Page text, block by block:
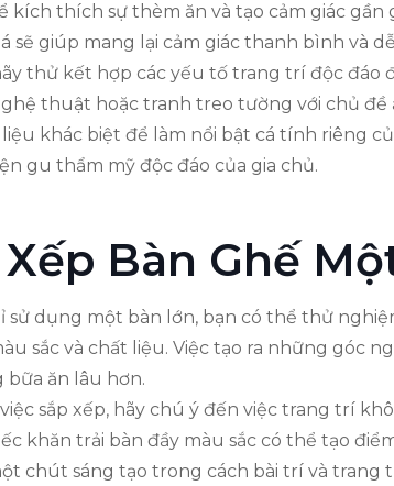
kích thích sự thèm ăn và tạo cảm giác
sẽ giúp mang lại cảm giác thanh bình và
thử kết hợp các yếu tố trang trí độc
thuật hoặc tranh treo tường với chủ đề
liệu khác biệt để làm nổi bật cá tính riêng
gu thẩm mỹ độc đáo của gia chủ.
Bàn Ghế
sử dụng một bàn lớn, bạn có thể thử
sắc và chất liệu. Việc tạo ra những góc
bữa ăn lâu hơn.
sắp xếp, hãy chú ý đến việc trang trí
khăn trải bàn đầy màu sắc có thể tạo
chút sáng tạo trong cách bài trí và